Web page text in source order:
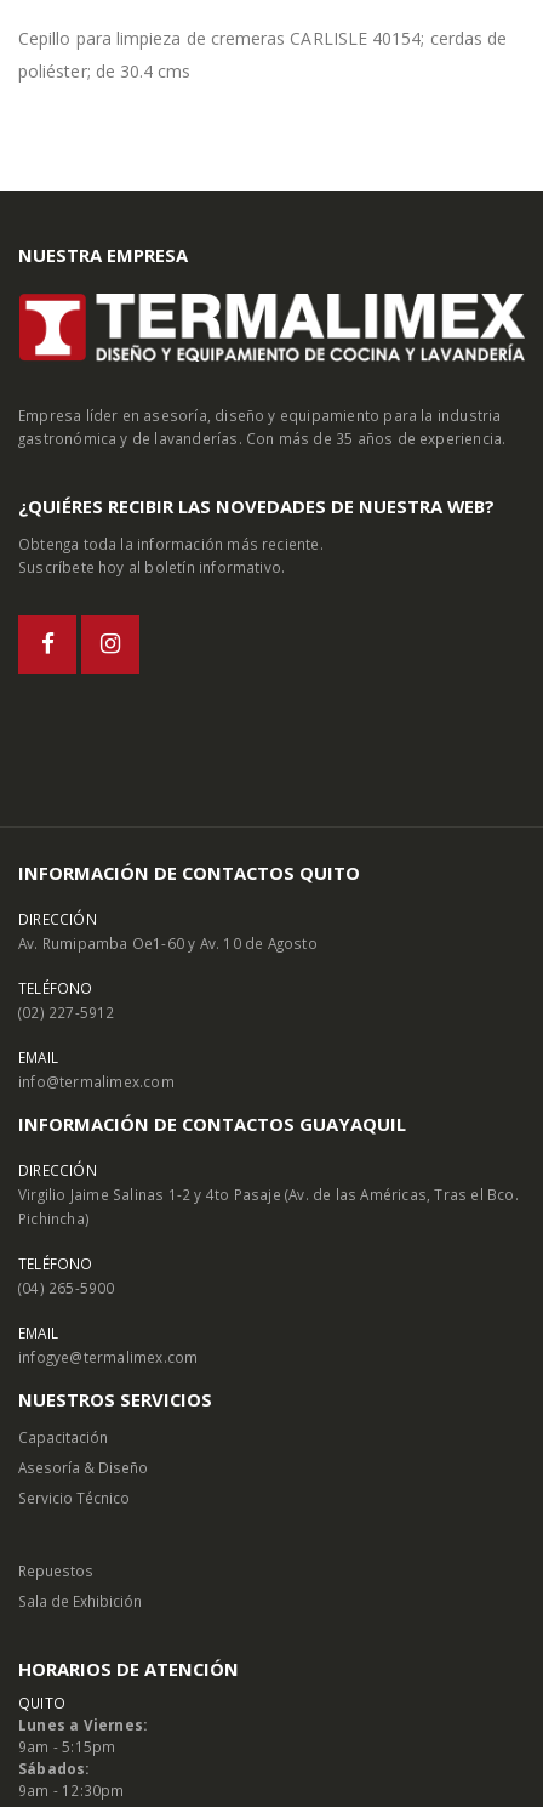
Cepillo para limpieza de cremeras CARLISLE 40154; cerdas de
poliéster; de 30.4 cms
NUESTRA EMPRESA
Empresa líder en asesoría, diseño y equipamiento para la industria
gastronómica y de lavanderías. Con más de 35 años de experiencia.
¿QUIÉRES RECIBIR LAS NOVEDADES DE NUESTRA WEB?
Obtenga toda la información más reciente.
Suscríbete hoy al boletín informativo.
INFORMACIÓN DE CONTACTOS QUITO
DIRECCIÓN
Av. Rumipamba Oe1-60 y Av. 10 de Agosto
TELÉFONO
(02) 227-5912
EMAIL
info@termalimex.com
INFORMACIÓN DE CONTACTOS GUAYAQUIL
DIRECCIÓN
Virgilio Jaime Salinas 1-2 y 4to Pasaje (Av. de las Américas, Tras el Bco.
Pichincha)
TELÉFONO
(04) 265-5900
EMAIL
infogye@termalimex.com
NUESTROS SERVICIOS
Capacitación
Asesoría & Diseño
Servicio Técnico
Repuestos
Sala de Exhibición
HORARIOS DE ATENCIÓN
QUITO
Lunes a Viernes:
9am - 5:15pm
Sábados:
9am - 12:30pm